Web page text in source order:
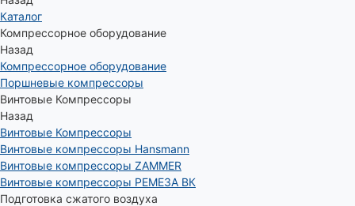
Каталог
Компрессорное оборудование
Назад
Компрессорное оборудование
Поршневые компрессоры
Винтовые Компрессоры
Назад
Винтовые Компрессоры
Винтовые компрессоры Hansmann
Винтовые компрессоры ZAMMER
Винтовые компрессоры РЕМЕЗА ВК
Подготовка сжатого воздуха